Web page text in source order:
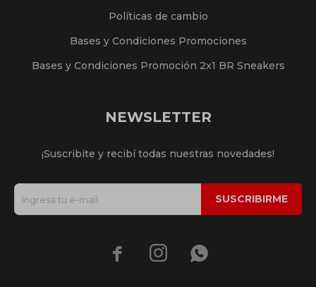
Políticas de cambio
Bases y Condiciones Promociones
Bases y Condiciones Promoción 2x1 BR Sneakers
NEWSLETTER
¡Suscribite y recibí todas nuestras novedades!
SUSCRIBIRME
  